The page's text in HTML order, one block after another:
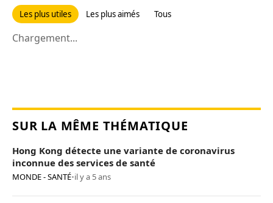
Les plus utiles Les plus aimés Tous
Chargement...
SUR LA MÊME THÉMATIQUE
Hong Kong détecte une variante de coronavirus
inconnue des services de santé
MONDE - SANTÉ•il y a 5 ans